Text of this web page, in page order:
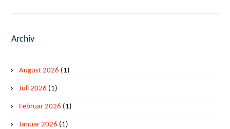
Archiv
August 2026 (1)
Juli 2026 (1)
Februar 2026 (1)
Januar 2026 (1)